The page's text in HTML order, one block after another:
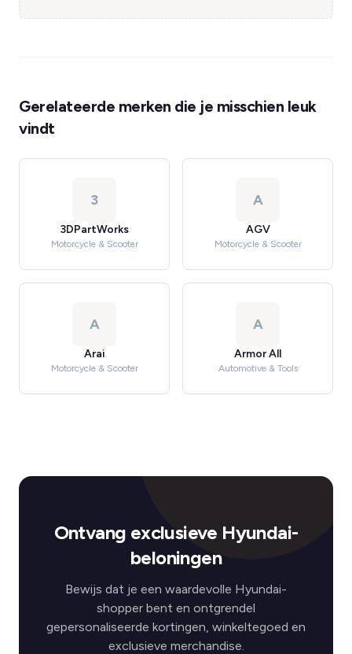
Gerelateerde merken die je misschien leuk
vindt
3
3DPartWorks
Motorcycle & Scooter
A
AGV
Motorcycle & Scooter
A
Arai
Motorcycle & Scooter
A
Armor All
Automotive & Tools
Ontvang exclusieve Hyundai-
beloningen
Bewijs dat je een waardevolle Hyundai-
shopper bent en ontgrendel
gepersonaliseerde kortingen, winkeltegoed en
exclusieve merchandise.